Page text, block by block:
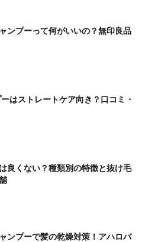
ンプーって何がいいの？無印良品
はストレートケア向き？口コミ・
良くない？種類別の特徴と抜け毛
ンプーで髪の乾燥対策！アハロバ